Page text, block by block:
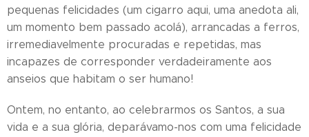
pequenas felicidades (um cigarro aqui, uma anedota ali,
um momento bem passado acolá), arrancadas a ferros,
irremediavelmente procuradas e repetidas, mas
incapazes de corresponder verdadeiramente aos
anseios que habitam o ser humano!
Ontem, no entanto, ao celebrarmos os Santos, a sua
vida e a sua glória, deparávamo-nos com uma felicidade